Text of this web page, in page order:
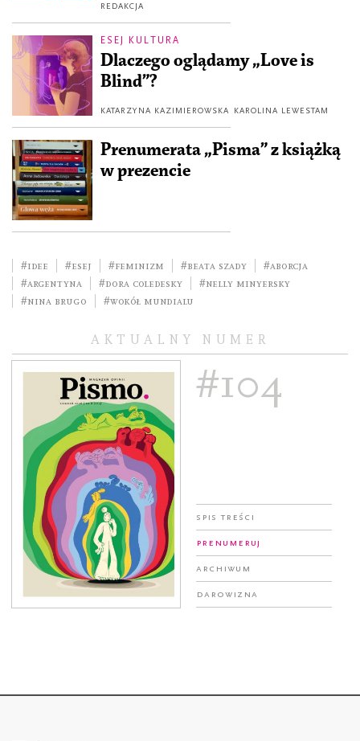
REDAKCJA
ESEJ KULTURA
Dlaczego oglądamy „Love is
Blind”?
KATARZYNA KAZIMIEROWSKA KAROLINA LEWESTAM
Prenumerata „Pisma” z książką
w prezencie
#idee #esej #feminizm #Beata Szady
#aborcja
#Argentyna
#Dora Coledesky
#Nelly Minyersky
#Nina Brugo
#Wokół mundialu
AKTUALNY NUMER
#104
Spis treści
Prenumeruj
Archiwum
Darowizna